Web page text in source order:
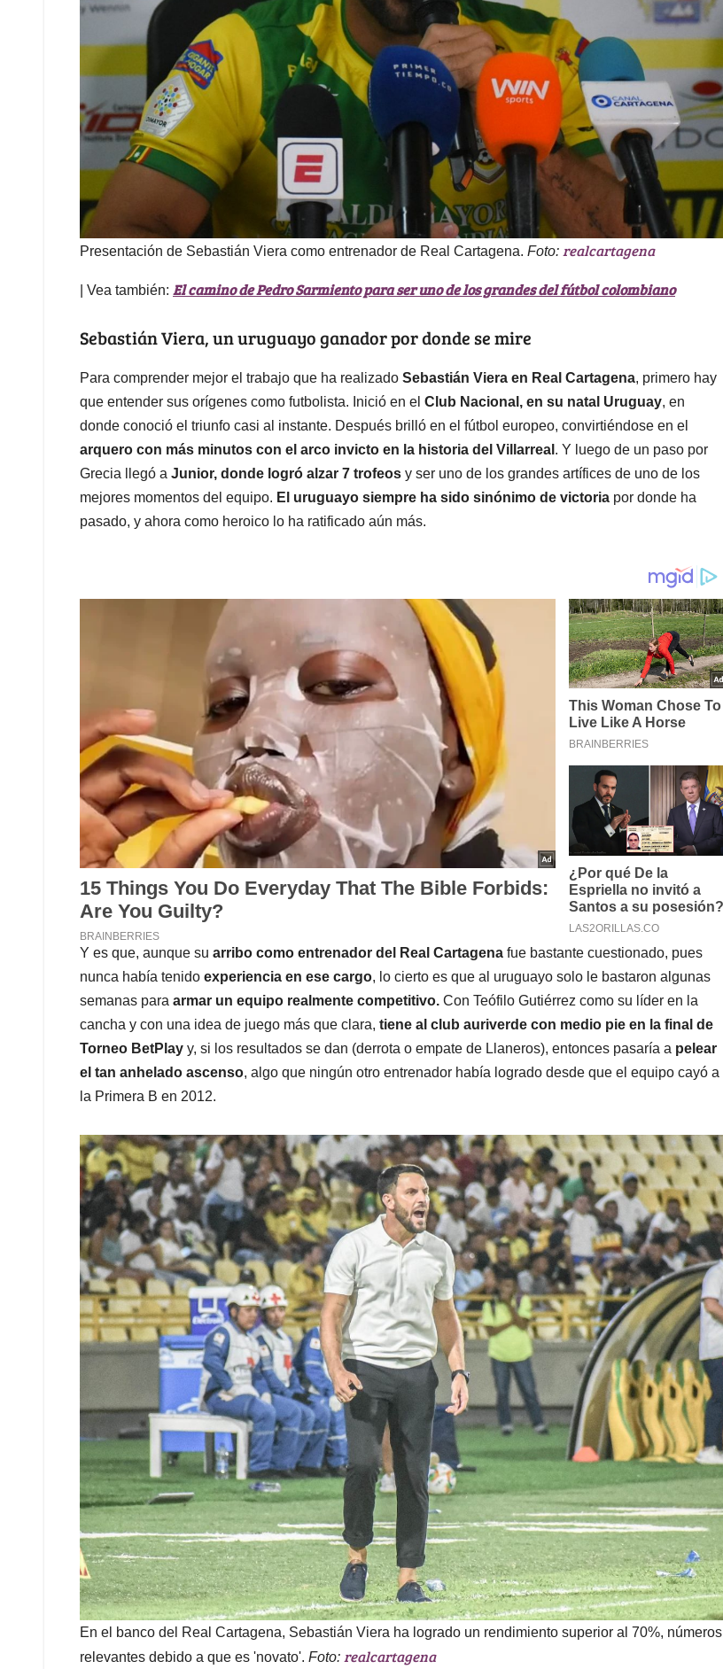
Presentación de Sebastián Viera como entrenador de Real Cartagena. Foto: realcartagena
| Vea también: El camino de Pedro Sarmiento para ser uno de los grandes del fútbol colombiano
Sebastián Viera, un uruguayo ganador por donde se mire
Para comprender mejor el trabajo que ha realizado Sebastián Viera en Real Cartagena, primero hay
que entender sus orígenes como futbolista. Inició en el Club Nacional, en su natal Uruguay, en
donde conoció el triunfo casi al instante. Después brilló en el fútbol europeo, convirtiéndose en el
arquero con más minutos con el arco invicto en la historia del Villarreal . Y luego de un paso por
Grecia llegó a Junior, donde logró alzar 7 trofeos y ser uno de los grandes artífices de uno de los
mejores momentos del equipo. El uruguayo siempre ha sido sinónimo de victoria por donde ha
pasado, y ahora como heroico lo ha ratificado aún más.
Y es que, aunque su arribo como entrenador del Real Cartagena fue bastante cuestionado, pues
nunca había tenido experiencia en ese cargo, lo cierto es que al uruguayo solo le bastaron algunas
semanas para armar un equipo realmente competitivo. Con Teófilo Gutiérrez como su líder en la
cancha y con una idea de juego más que clara, tiene al club auriverde con medio pie en la final de
Torneo BetPlay y, si los resultados se dan (derrota o empate de Llaneros), entonces pasaría a pelear
el tan anhelado ascenso, algo que ningún otro entrenador había logrado desde que el equipo cayó a
la Primera B en 2012.
En el banco del Real Cartagena, Sebastián Viera ha logrado un rendimiento superior al 70%, números
relevantes debido a que es 'novato'. Foto: realcartagena